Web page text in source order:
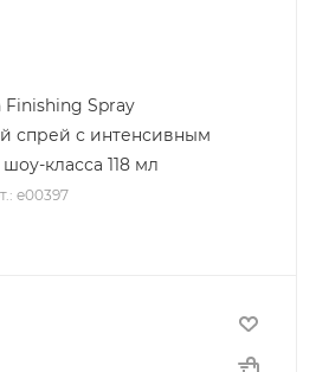
Finishing Spray
спрей с интенсивным
класса 118 мл
e00397